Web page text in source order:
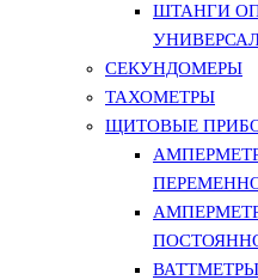
ШТАНГИ
СЕКУНДОМЕРЫ
ТАХОМЕТРЫ
ЩИТОВЫЕ